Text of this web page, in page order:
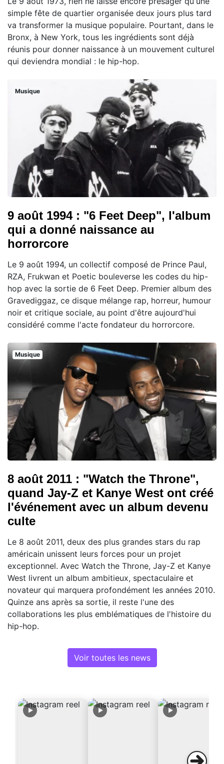
simple fête de quartier organisée deux jours plus tard
va transformer la musique populaire. Pourtant, dans le
Bronx, à New York, tous les ingrédients sont déjà
réunis pour donner naissance à un mouvement culturel
qui deviendra mondial : le hip-hop.
Musique
9 août 1994 : "6 Feet Deep", l'album
qui a donné naissance au
horrorcore
Le 9 août 1994, un collectif composé de Prince Paul,
RZA, Frukwan et Poetic bouleverse les codes du hip-
hop avec la sortie de 6 Feet Deep. Premier album des
Gravediggaz, ce disque mélange rap, horreur, humour
noir et critique sociale, au point d'être aujourd'hui
considéré comme l'acte fondateur du horrorcore.
Musique
8 août 2011 : "Watch the Throne",
quand Jay-Z et Kanye West ont créé
l'événement avec un album devenu
culte
Le 8 août 2011, deux des plus grandes stars du rap
américain unissent leurs forces pour un projet
exceptionnel. Avec Watch the Throne, Jay-Z et Kanye
West livrent un album ambitieux, spectaculaire et
novateur qui marquera profondément les années 2010.
Quinze ans après sa sortie, il reste l'une des
collaborations les plus emblématiques de l'histoire du
hip-hop.
Voir toutes les news